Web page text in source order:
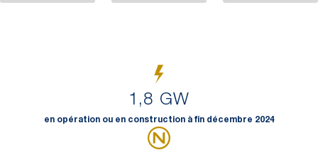
1,8 GW
en opération ou en construction à fin décembre 2024